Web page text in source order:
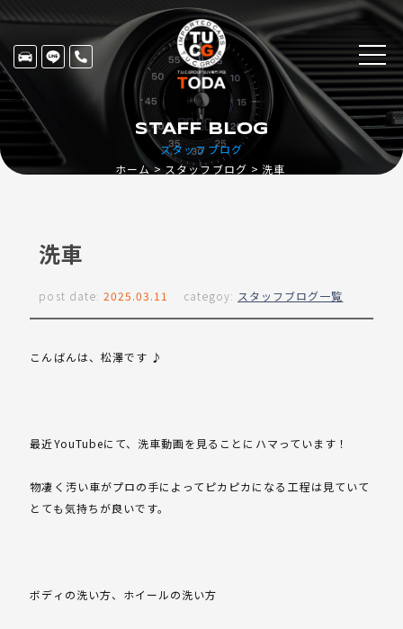
スタッフブログ
STAFF BLOG
ホーム スタッフブログ 洗車
洗車
post date: 2025.03.11 categoy: スタッフブログ一覧
こんばんは、松澤です ♪
最近YouTubeにて、洗車動画を見ることにハマっています！
物凄く汚い車がプロの手によってピカピカになる工程は見ていて
とても気持ちが良いです。
ボディの洗い方、ホイールの洗い方